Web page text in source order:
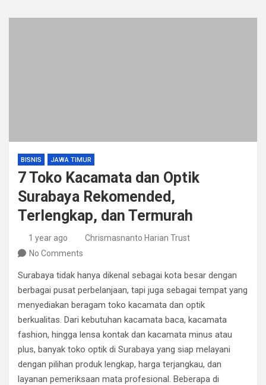
BISNIS JAWA TIMUR
7 Toko Kacamata dan Optik
Surabaya Rekomended,
Terlengkap, dan Termurah
1 year ago
Chrismasnanto Harian Trust
No Comments
Surabaya tidak hanya dikenal sebagai kota besar dengan
berbagai pusat perbelanjaan, tapi juga sebagai tempat yang
menyediakan beragam toko kacamata dan optik
berkualitas. Dari kebutuhan kacamata baca, kacamata
fashion, hingga lensa kontak dan kacamata minus atau
plus, banyak toko optik di Surabaya yang siap melayani
dengan pilihan produk lengkap, harga terjangkau, dan
layanan pemeriksaan mata profesional. Beberapa di